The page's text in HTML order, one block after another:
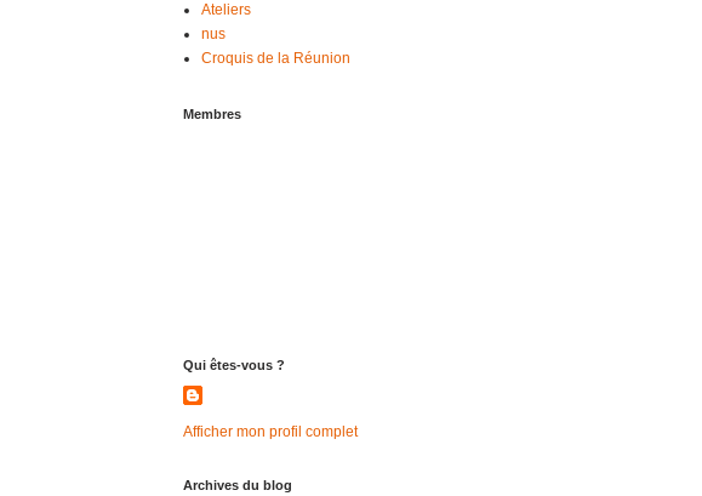
Ateliers
nus
Croquis de la Réunion
Membres
Qui êtes-vous ?
Afficher mon profil complet
Archives du blog